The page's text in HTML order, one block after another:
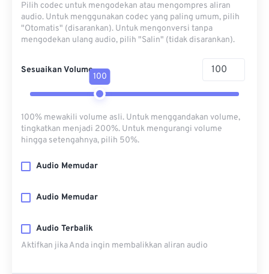
Pilih codec untuk mengodekan atau mengompres aliran
audio. Untuk menggunakan codec yang paling umum, pilih
"Otomatis" (disarankan). Untuk mengonversi tanpa
mengodekan ulang audio, pilih "Salin" (tidak disarankan).
Sesuaikan Volume
100
100% mewakili volume asli. Untuk menggandakan volume,
tingkatkan menjadi 200%. Untuk mengurangi volume
hingga setengahnya, pilih 50%.
Audio Memudar
Audio Memudar
Audio Terbalik
Aktifkan jika Anda ingin membalikkan aliran audio